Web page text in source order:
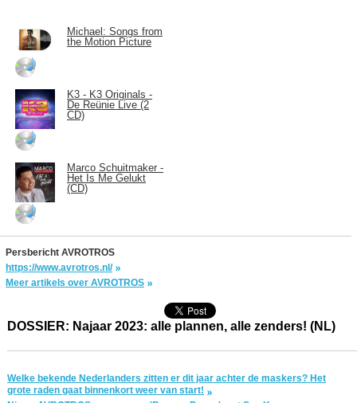
Michael: Songs from
the Motion Picture
K3 - K3 Originals -
De Reünie Live (2
CD)
Marco Schuitmaker -
Het Is Me Gelukt
(CD)
Persbericht AVROTROS
https://www.avrotros.nl/
Meer artikels over AVROTROS
DOSSIER: Najaar 2023: alle plannen, alle zenders! (NL)
Welke bekende Nederlanders zitten er dit jaar achter de maskers? Het
grote raden gaat binnenkort weer van start!